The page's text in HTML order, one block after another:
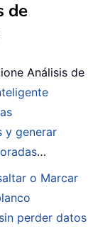
de
Análisis de
y generar
…
o Marcar
perder datos